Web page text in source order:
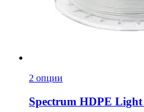
2 опции
Spectrum HDPE Light